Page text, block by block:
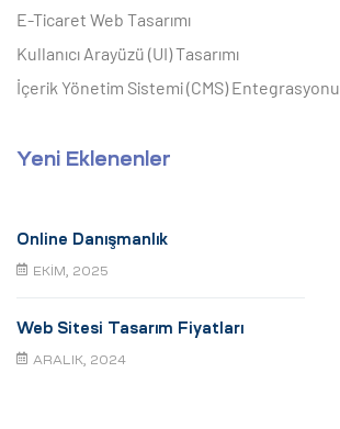
E-Ticaret Web Tasarımı
Kullanıcı Arayüzü (UI) Tasarımı
İçerik Yönetim Sistemi (CMS) Entegrasyonu
Yeni Eklenenler
Online Danışmanlık
EKIM, 2025
Web Sitesi Tasarım Fiyatları
ARALIK, 2024